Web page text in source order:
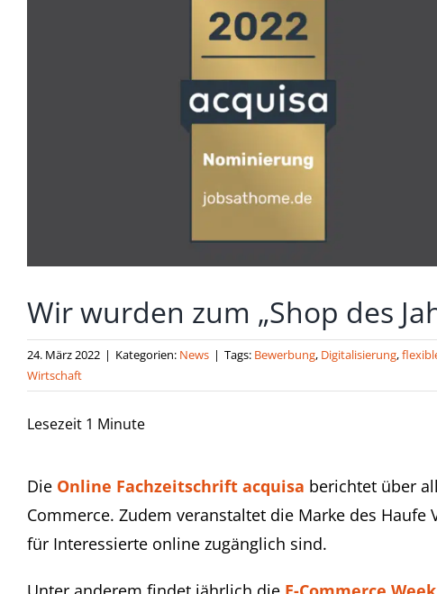
Wir wurden zum „Shop des
24. März 2022 | Kategorien: News | Tags: Bewerbung, Digitalisierung,
Wirtschaft
Lesezeit 1 Minute
Die Online Fachzeitschrift acquisa berichtet über
Commerce. Zudem veranstaltet die Marke des
für Interessierte online zugänglich sind.